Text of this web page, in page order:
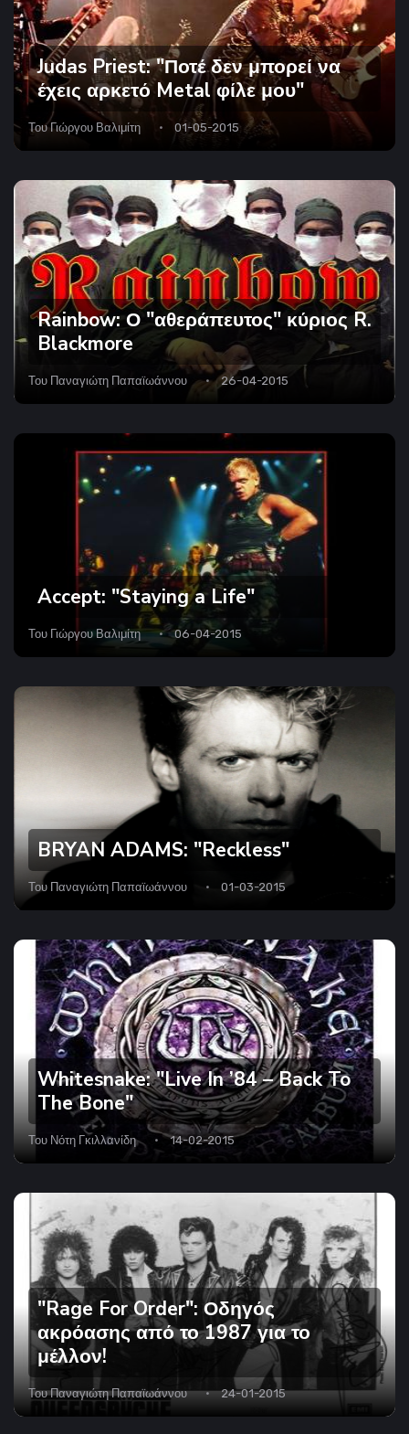
Judas Priest: "Ποτέ δεν μπορεί να
έχεις αρκετό Metal φίλε μου"
ΤουΓιώργου Βαλιμίτη 01-05-2015
Rainbow: Ο "αθεράπευτος" κύριος R.
Blackmore
Του Παναγιώτη Παπαϊωάννου 26-04-2015
Accept: "Staying a Life"
Του Γιώργου Βαλιμίτη 06-04-2015
BRYAN ADAMS: "Reckless"
Του Παναγιώτη Παπαϊωάννου 01-03-2015
Whitesnake: "Live In ’84 – Back To
The Bone"
Του Νότη Γκιλλανίδη 14-02-2015
"Rage For Order": Οδηγός
ακρόασης από το 1987 για το
μέλλον!
ΤουΠαναγιώτη Παπαϊωάννου 24-01-2015